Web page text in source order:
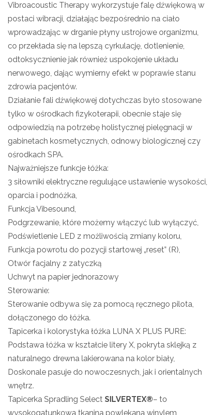
Vibroacoustic Therapy wykorzystuje falę dźwiękową w
postaci wibracji, działając bezpośrednio na ciało
wprowadzając w drganie płyny ustrojowe organizmu,
co przekłada się na lepszą cyrkulację, dotlenienie,
odtoksycznienie jak również uspokojenie układu
nerwowego, dając wymierny efekt w poprawie stanu
zdrowia pacjentów.
Działanie fali dźwiękowej dotychczas było stosowane
tylko w ośrodkach fizykoterapii, obecnie staje się
odpowiedzią na potrzebę holistycznej pielęgnacji w
gabinetach kosmetycznych, odnowy biologicznej czy
ośrodkach SPA.
Najważniejsze funkcje łóżka:
3 siłowniki elektryczne regulujące ustawienie wysokości,
oparcia i podnóżka,
Funkcja Vibesound,
Podgrzewanie, które możemy włączyć lub wyłączyć,
Podświetlenie LED z możliwością zmiany koloru,
Funkcja powrotu do pozycji startowej „reset” (R),
Otwór facjalny z zatyczką
Uchwyt na papier jednorazowy
Sterowanie:
Sterowanie odbywa się za pomocą ręcznego pilota,
dołączonego do łóżka.
Tapicerka i kolorystyka łóżka LUNA X PLUS PURE:
Podstawa łóżka w kształcie litery X, pokryta sklejką z
naturalnego drewna lakierowana na kolor biały,
Doskonale pasuje do nowoczesnych, jak i orientalnych
wnętrz.
Tapicerka Spradling Select SILVERTEX®– to
wysokogatunkowa tkanina powlekana winylem,